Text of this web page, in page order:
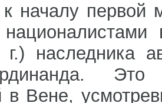
началу первой
наследника
в Вене,